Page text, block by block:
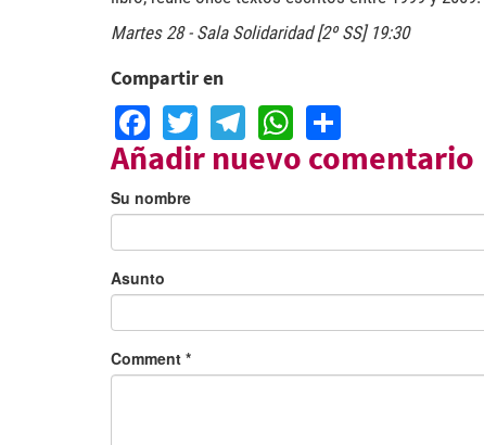
Martes 28 - Sala Solidaridad [2º SS] 19:30
Compartir en
Facebook
TwitterTelegram
WhatsApp
Añadir nuevo comentario
Su nombre
Asunto
Comment *